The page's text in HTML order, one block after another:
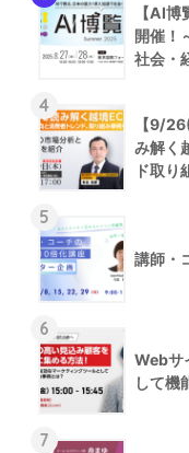
【AI
開催！
社会・
4
【9/
み解く
ド取り
5
講師・
6
Webサ
して機
7